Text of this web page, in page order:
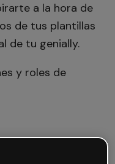
a la hora de
de tus plantillas
de tu genially.
y roles de